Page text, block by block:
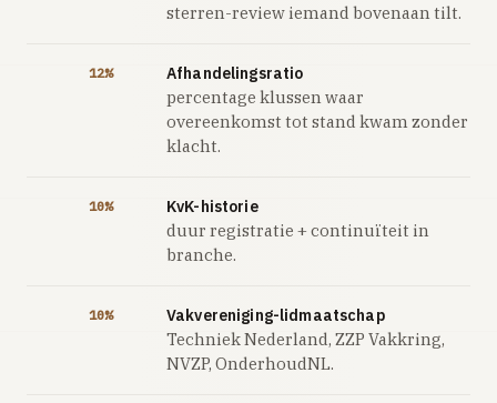
sterren-review iemand bovenaan tilt.
12% Afhandelingsratio
percentage klussen waar
overeenkomst tot stand kwam zonder
klacht.
10% KvK-historie
duur registratie + continuïteit in
branche.
10% Vakvereniging-lidmaatschap
Techniek Nederland, ZZP Vakkring,
NVZP, OnderhoudNL.